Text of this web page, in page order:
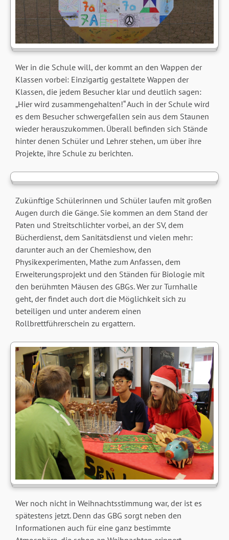
Wer in die Schule will, der kommt an den Wappen der
Klassen vorbei: Einzigartig gestaltete Wappen der
Klassen, die jedem Besucher klar und deutlich sagen:
„Hier wird zusammengehalten!“ Auch in der Schule wird
es dem Besucher schwergefallen sein aus dem Staunen
wieder herauszukommen. Überall befinden sich Stände
hinter denen Schüler und Lehrer stehen, um über ihre
Projekte, ihre Schule zu berichten.
Zukünftige Schülerinnen und Schüler laufen mit großen
Augen durch die Gänge. Sie kommen an dem Stand der
Paten und Streitschlichter vorbei, an der SV, dem
Bücherdienst, dem Sanitätsdienst und vielen mehr:
darunter auch an der Chemieshow, den
Physikexperimenten, Mathe zum Anfassen, dem
Erweiterungsprojekt und den Ständen für Biologie mit
den berühmten Mäusen des GBGs. Wer zur Turnhalle
geht, der findet auch dort die Möglichkeit sich zu
beteiligen und unter anderem einen
Rollbrettführerschein zu ergattern.
Wer noch nicht in Weihnachtsstimmung war, der ist es
spätestens jetzt. Denn das GBG sorgt neben den
Informationen auch für eine ganz bestimmte